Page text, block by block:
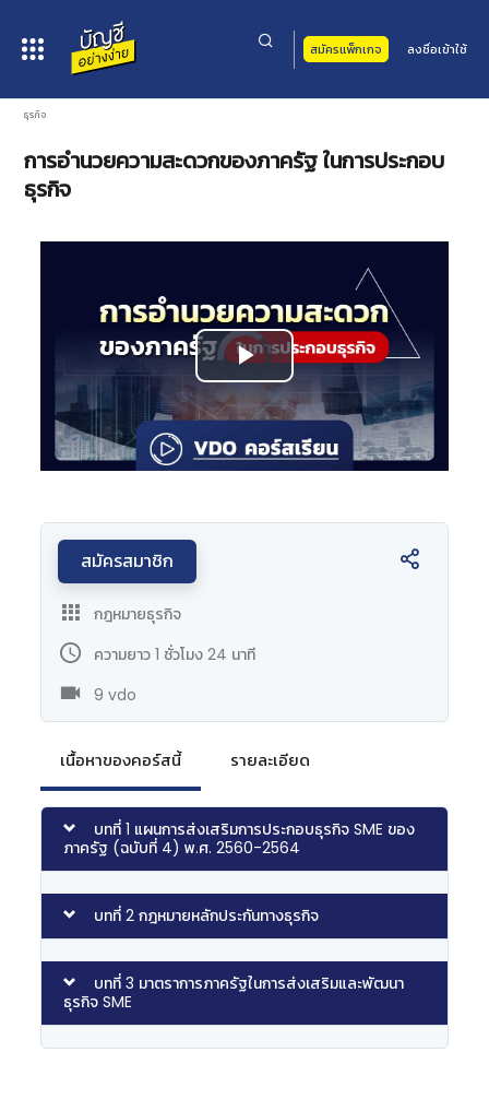
สมัครแพ็กเกจ ลงชื่อเข้าใช้
ธุรกิจ
การอำนวยความสะดวกของภาครัฐ ในการประกอบ
ธุรกิจ
Video
is
loading.
Play
Video
สมัครสมาชิก
กฎหมายธุรกิจ
ความยาว 1 ชั่วโมง 24 นาที
9 vdo
เนื้อหาของคอร์สนี้ รายละเอียด
บทที่ 1 แผนการส่งเสริมการประกอบธุรกิจ SME ของ
ภาครัฐ (ฉบับที่ 4) พ.ศ. 2560-2564
บทที่ 2 กฎหมายหลักประกันทางธุรกิจ
บทที่ 3 มาตราการภาครัฐในการส่งเสริมและพัฒนา
ธุรกิจ SME